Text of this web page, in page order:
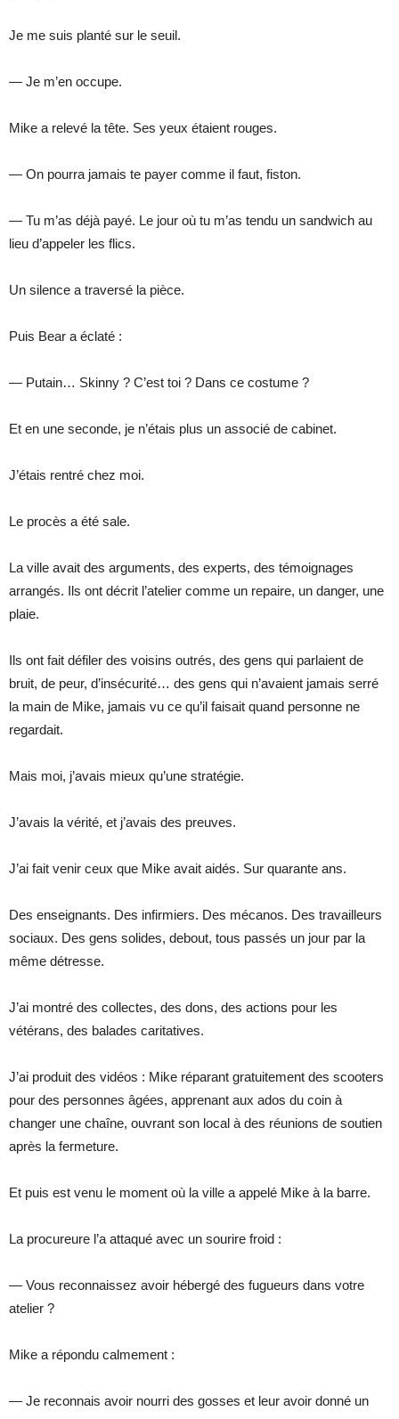
Je me suis planté sur le seuil.
— Je m’en occupe.
Mike a relevé la tête. Ses yeux étaient rouges.
— On pourra jamais te payer comme il faut, fiston.
— Tu m’as déjà payé. Le jour où tu m’as tendu un sandwich au
lieu d’appeler les flics.
Un silence a traversé la pièce.
Puis Bear a éclaté :
— Putain… Skinny ? C’est toi ? Dans ce costume ?
Et en une seconde, je n’étais plus un associé de cabinet.
J’étais rentré chez moi.
Le procès a été sale.
La ville avait des arguments, des experts, des témoignages
arrangés. Ils ont décrit l’atelier comme un repaire, un danger, une
plaie.
Ils ont fait défiler des voisins outrés, des gens qui parlaient de
bruit, de peur, d’insécurité… des gens qui n’avaient jamais serré
la main de Mike, jamais vu ce qu’il faisait quand personne ne
regardait.
Mais moi, j’avais mieux qu’une stratégie.
J’avais la vérité, et j’avais des preuves.
J’ai fait venir ceux que Mike avait aidés. Sur quarante ans.
Des enseignants. Des infirmiers. Des mécanos. Des travailleurs
sociaux. Des gens solides, debout, tous passés un jour par la
même détresse.
J’ai montré des collectes, des dons, des actions pour les
vétérans, des balades caritatives.
J’ai produit des vidéos : Mike réparant gratuitement des scooters
pour des personnes âgées, apprenant aux ados du coin à
changer une chaîne, ouvrant son local à des réunions de soutien
après la fermeture.
Et puis est venu le moment où la ville a appelé Mike à la barre.
La procureure l’a attaqué avec un sourire froid :
— Vous reconnaissez avoir hébergé des fugueurs dans votre
atelier ?
Mike a répondu calmement :
— Je reconnais avoir nourri des gosses et leur avoir donné un